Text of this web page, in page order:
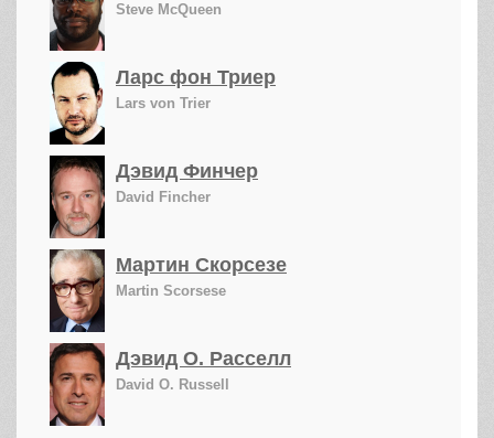
Steve McQueen
Ларс фон Триер
Lars von Trier
Дэвид Финчер
David Fincher
Мартин Скорсезе
Martin Scorsese
Дэвид О. Расселл
David O. Russell